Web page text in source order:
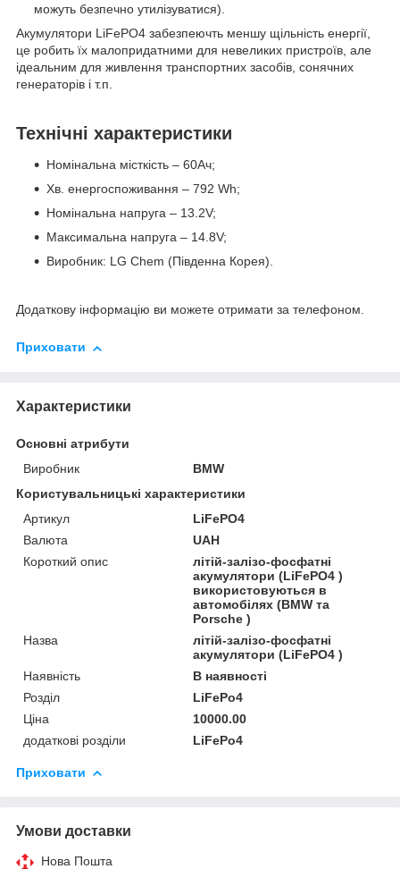
можуть безпечно утилізуватися).
Акумулятори LiFePO4 забезпеючть меншу щільність енергії,
це робить їх малопридатними для невеликих пристроїв, але
ідеальним для живлення транспортних засобів, сонячних
генераторів і т.п.
Технічні характеристики
Номінальна місткість – 60Ач;
Хв. енергоспоживання – 792 Wh;
Номінальна напруга – 13.2V;
Максимальна напруга – 14.8V;
Виробник: LG Chem (Південна Корея).
Додаткову інформацію ви можете отримати за телефоном.
Приховати
Характеристики
Основні атрибути
Виробник
BMW
Користувальницькі характеристики
Артикул
LiFePO4
Валюта
UAH
Короткий опис
літій-залізо-фосфатні
акумулятори (LiFePO4 )
використовуються в
автомобілях (BMW та
Porsche )
Назва
літій-залізо-фосфатні
акумулятори (LiFePO4 )
Наявність
В наявності
Розділ
LiFePo4
Ціна
10000.00
додаткові розділи
LiFePo4
Приховати
Умови доставки
Нова Пошта